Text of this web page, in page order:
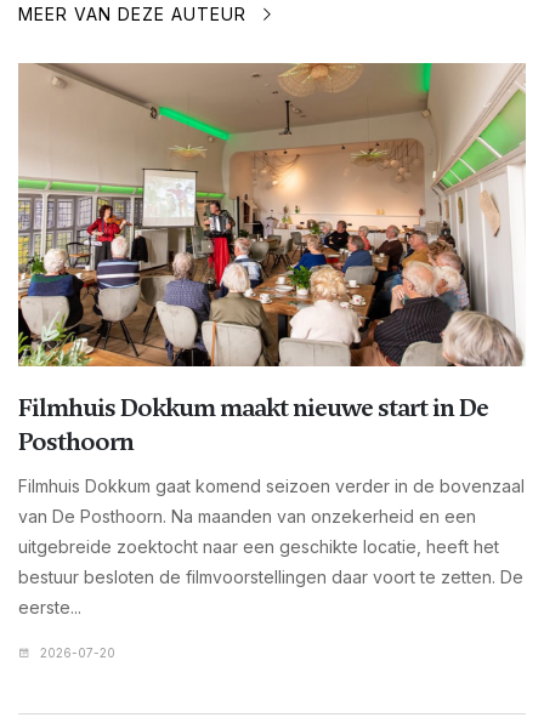
MEER VAN DEZE AUTEUR
Filmhuis Dokkum maakt nieuwe start in De
Posthoorn
Filmhuis Dokkum gaat komend seizoen verder in de bovenzaal
van De Posthoorn. Na maanden van onzekerheid en een
uitgebreide zoektocht naar een geschikte locatie, heeft het
bestuur besloten de filmvoorstellingen daar voort te zetten. De
eerste...
2026-07-20